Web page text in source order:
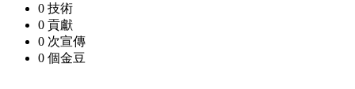
0 技術
0 貢獻
0 次宣傳
0 個金豆